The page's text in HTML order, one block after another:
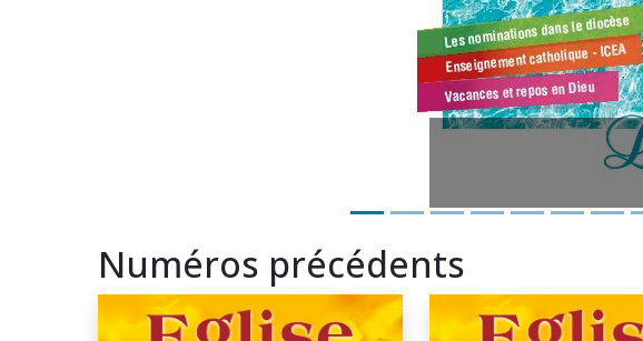
Numéros précédents